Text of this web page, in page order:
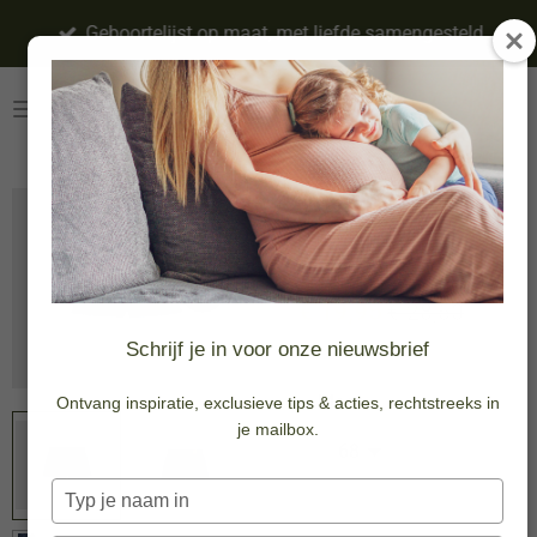
Schrijf je in voor onze nieuwsbrief
Ontvang inspiratie, exclusieve tips & acties, rechtstreeks in
je mailbox.
Typ
je
direct
de
hoofdinhoud
Geboortelijst op maat, met liefde samengesteld
Flowy shorts
-30%
€ 19,95
Maat